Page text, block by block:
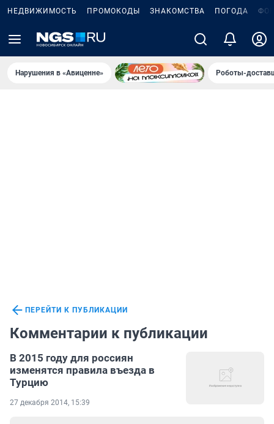
НЕДВИЖИМОСТЬ ПРОМОКОДЫ ЗНАКОМСТВА ПОГОДА
Нарушения в «Авиценне» Роботы-
ПЕРЕЙТИ К ПУБЛИКАЦИИ
Комментарии к публикации
В 2015 году для россиян
изменятся правила въезда в
Турцию
27 декабря 2014, 15:39